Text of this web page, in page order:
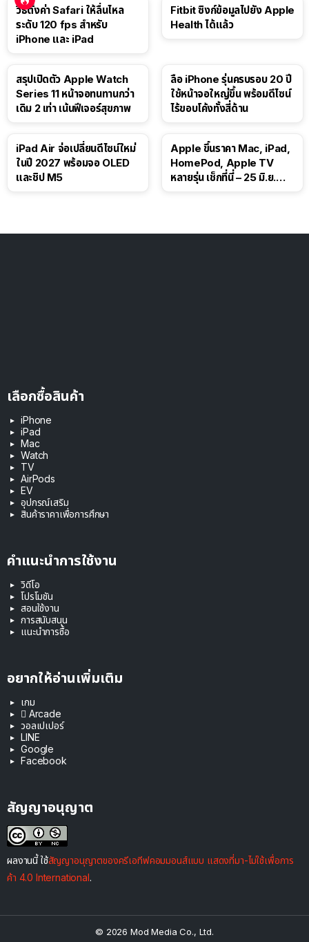
วิธีตั้งค่า Safari ให้ลื่นไหล
ระดับ 120 fps สำหรับ
iPhone และ iPad
Fitbit ซิงก์ข้อมูลไปยัง Apple
Health ได้แล้ว
สรุปเปิดตัว Apple Watch
Series 11 หน้าจอทนทานกว่า
เดิม 2 เท่า เน้นฟีเจอร์สุขภาพ
ลือ iPhone รุ่นครบรอบ 20 ปี
ใช้หน้าจอใหญ่ขึ้น พร้อมดีไซน์
ไร้ขอบโค้งทั้งสี่ด้าน
iPad Air จ่อเปลี่ยนดีไซน์ใหม่
ในปี 2027 พร้อมจอ OLED
และชิป M5
Apple ขึ้นราคา Mac, iPad,
HomePod, Apple TV
หลายรุ่น เช็กที่นี่ – 25 มิ.ย.
เลือกซื้อสินค้า
iPhone
iPad
Mac
Watch
TV
AirPods
EV
อุปกรณ์เสริม
สินค้าราคาเพื่อการศึกษา
คำแนะนำการใช้งาน
วิดีโอ
โปรโมชัน
สอนใช้งาน
การสนับสนุน
แนะนำการซื้อ
อยากให้อ่านเพิ่มเติม
เกม
 Arcade
วอลเปเปอร์
LINE
Google
Facebook
สัญญาอนุญาต
ผลงานนี้ ใช้สัญญาอนุญาตของครีเอทีฟคอมมอนส์แบบ แสดงที่มา-ไม่ใช้เพื่อการ
ค้า 4.0 International.
© 2026 Mod Media Co., Ltd.